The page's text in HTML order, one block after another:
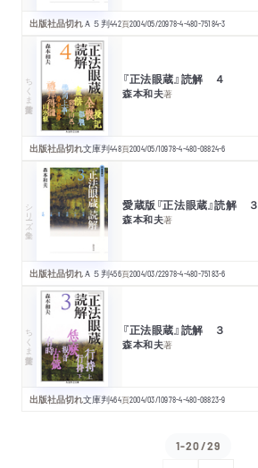
出版社品切れＡ５判442頁2004/05/20978-4-480-75184-3
ちくま学芸文庫 『正法眼蔵』読解 ４
森本和夫著
出版社品切れ文庫判448頁2004/05/10978-4-480-08824-6
シリーズ・全集 愛蔵版『正法眼蔵』読解 ３
森本和夫著
出版社品切れＡ５判456頁2004/03/22978-4-480-75183-6
ちくま学芸文庫 『正法眼蔵』読解 ３
森本和夫著
出版社品切れ文庫判464頁2004/03/10978-4-480-08823-9
1-20/29